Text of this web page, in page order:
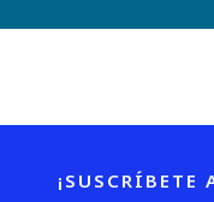
¡SUSCRÍBETE